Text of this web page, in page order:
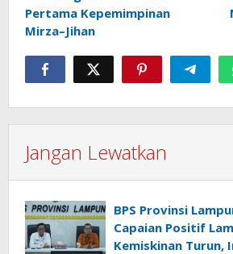
Pertama Kepemimpinan
Mirza–Jihan
Jangan Lewatkan
BPS Provinsi
Capaian Positif
Kemiskinan Turun,